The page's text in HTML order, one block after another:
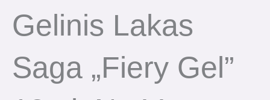
Gelinis Lakas
Saga „Fiery Gel”